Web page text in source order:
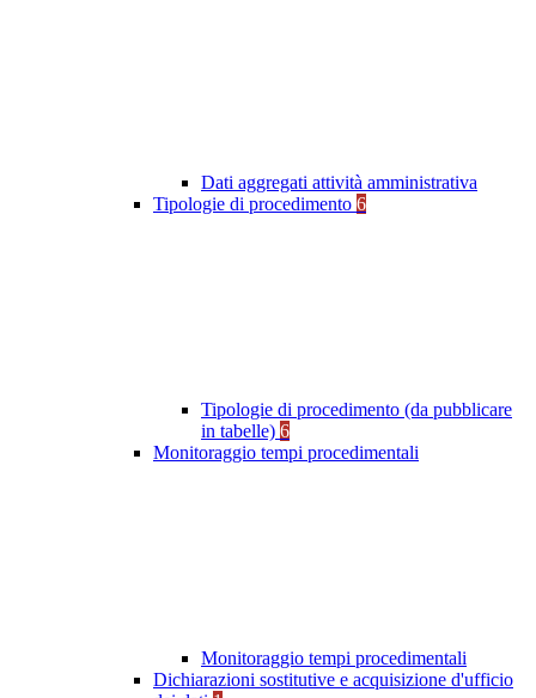
Dati aggregati attività amministrativa
Tipologie di procedimento 6
Tipologie di procedimento (da pubblicare
in tabelle) 6
Monitoraggio tempi procedimentali
Monitoraggio tempi procedimentali
Dichiarazioni sostitutive e acquisizione d'ufficio